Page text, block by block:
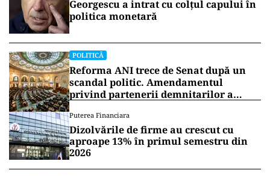
Georgescu a intrat cu colțul capului în
politica monetară
POLITICĂ
Reforma ANI trece de Senat după un
scandal politic. Amendamentul
privind partenerii demnitarilor a
Puterea Financiara
Dizolvările de firme au crescut cu
aproape 13% în primul semestru din
2026